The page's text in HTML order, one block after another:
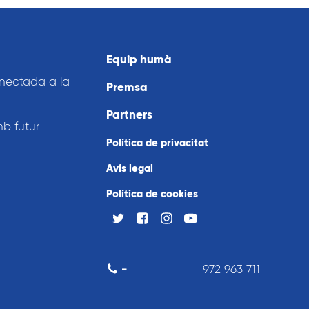
a la
futur
Equip humà
Premsa
Partners
Política de privacitat
Avís legal
Política de cookies
- 972 963 711